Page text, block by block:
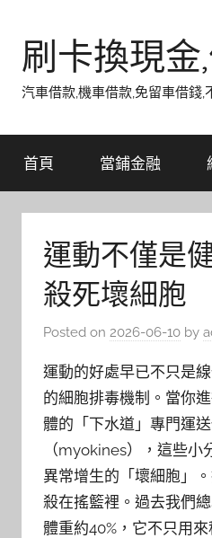
content刷卡換現
汽車借款,機車借款,免留車借錢,
首頁 當鋪金融
運動不僅是
殺死壞細胞
Posted on 2026-06-10 by
運動的好處早已不只是
的細胞排毒機制。當你
體的「下水道」專門運
（myokines），這些
異常增生的「壞細胞」
殺在搖籃裡。過去我們
體重約40%，它不只用